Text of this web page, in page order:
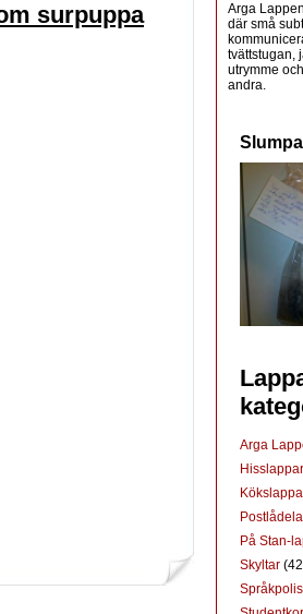
surpuppa
Arga
där små
tvättstugan,
utrymme
andra.
Arga
Hisslappar
På Stan-
Skyltar